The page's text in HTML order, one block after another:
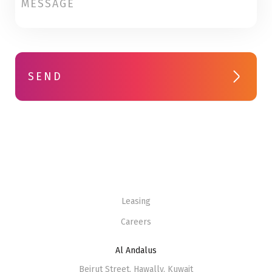
SEND
Leasing
Careers
Al Andalus
Beirut Street, Hawally, Kuwait